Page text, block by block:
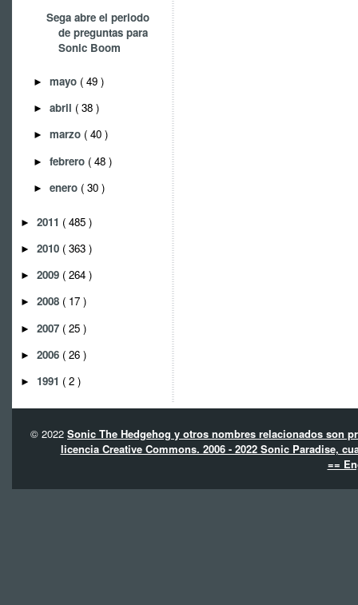
Sega abre el periodo
de preguntas para
Sonic Boom
► mayo ( 49 )
► abril ( 38 )
► marzo ( 40 )
► febrero ( 48 )
► enero ( 30 )
► 2011 ( 485 )
► 2010 ( 363 )
► 2009 ( 264 )
► 2008 ( 17 )
► 2007 ( 25 )
► 2006 ( 26 )
► 1991 ( 2 )
© 2022 Sonic The Hedgehog y otros nombres relacionados son
licencia Creative Commons. 2006 - 2022 Sonic Paradise,
==